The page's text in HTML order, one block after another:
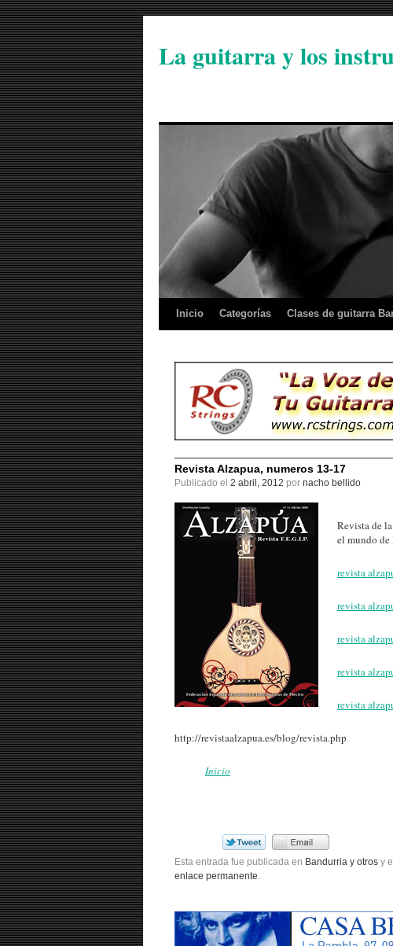
La guitarra y los
Inicio Categorías Clases de guitarra
Revista Alzapua, numeros 13-17
Publicado el 2 abril, 2012 por nacho bellido
Revista de
el mundo
revista
revista
revista
revista
revista
http://revistaalzapua.es/blog/revista.php
Inicio
Esta entrada fue publicada en Bandurria y otros y
enlace permanente